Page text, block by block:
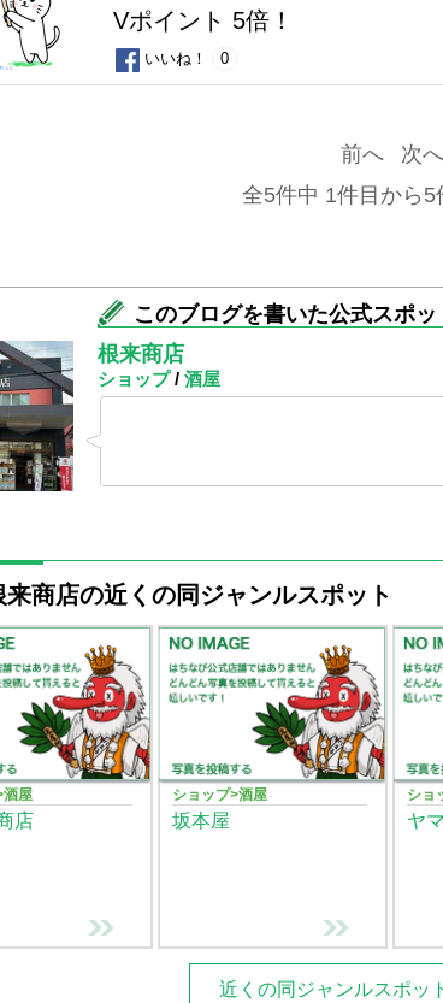
Vポイント 5倍！
いいね！ 0
前へ
次へ
全5件中 1件目から5
このブログを書いた公式スポッ
根来商店
ショップ/ 酒屋
来商店の近くの同ジャンルスポット
酒屋
店
ショップ>酒屋
坂本屋
ショ
ヤ
近くの同ジャンルスポッ